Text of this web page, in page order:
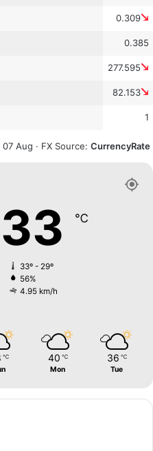
0.309
0.385
277.595
82.153
1
07 Aug · FX Source: CurrencyRate
33 ℃
33º - 29º
56%
4.95 km/h
℃ 40 ℃
Mon
36 ℃
Tue